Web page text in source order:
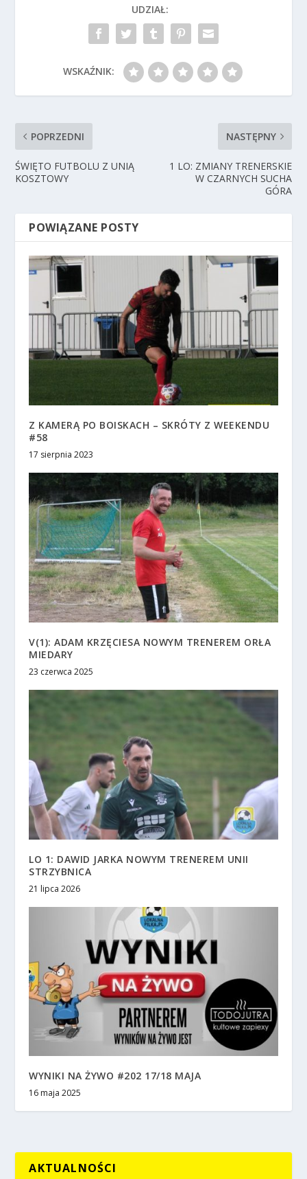
UDZIAŁ:
WSKAŹNIK:
POPRZEDNI
ŚWIĘTO FUTBOLU Z UNIĄ
KOSZTOWY
NASTĘPNY
1 LO: ZMIANY TRENERSKIE
W CZARNYCH SUCHA
GÓRA
POWIĄZANE POSTY
Z KAMERĄ PO BOISKACH – SKRÓTY Z WEEKENDU
#58
17 sierpnia 2023
V(1): ADAM KRZĘCIESA NOWYM TRENEREM ORŁA
MIEDARY
23 czerwca 2025
LO 1: DAWID JARKA NOWYM TRENEREM UNII
STRZYBNICA
21 lipca 2026
WYNIKI NA ŻYWO #202 17/18 MAJA
16 maja 2025
AKTUALNOŚCI